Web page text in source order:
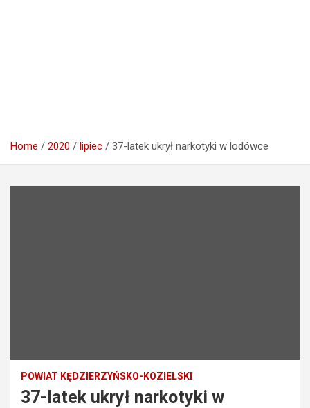
Home 2020 lipiec 37-latek ukrył narkotyki w lodówce
POWIAT KĘDZIERZYŃSKO-KOZIELSKI
37-latek ukrył narkotyki w